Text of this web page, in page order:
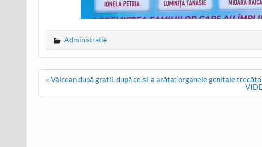
Administratie
Post
« Vâlcean după gratii, după ce și-a arătat organele genitale